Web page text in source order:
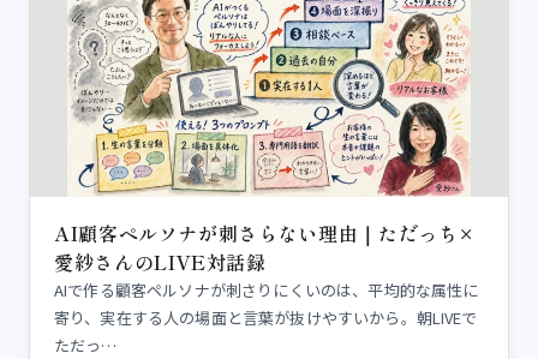
AI顧客ペルソナが刺さらない理由｜ただっち×
愛紗さんのLIVE対話録
AIで作る顧客ペルソナが刺さりにくいのは、平均的な属性に
寄り、実在する人の場面と言葉が抜けやすいから。朝LIVEで
ただっ…